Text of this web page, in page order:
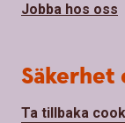
Jobba hos oss
Ta tillbaka